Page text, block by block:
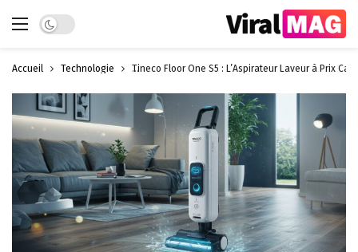
Dark mode
Accueil Technologie Tineco Floor One S5 : L’Aspirateur Laveur à Prix